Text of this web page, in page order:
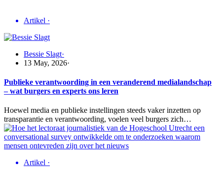
Artikel ·
Bessie Slagt·
13 May, 2026·
Publieke verantwoording in een veranderend medialandschap
– wat burgers en experts ons leren
Hoewel media en publieke instellingen steeds vaker inzetten op
transparantie en verantwoording, voelen veel burgers zich…
Artikel ·